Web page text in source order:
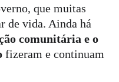
que muitas
de vida. Ainda há
comunitária e o
fizeram e continuam